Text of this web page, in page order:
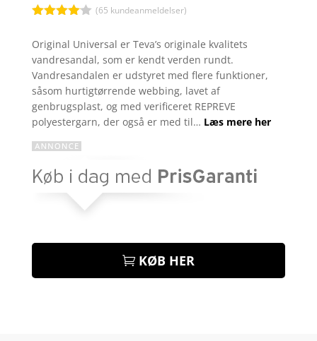
ud af 5
baseret
på
kundebed
ømmelse
r
(65 kundeanmeldelser)
Original Universal er Teva’s originale kvalitets
vandresandal, som er kendt verden rundt.
Vandresandalen er udstyret med flere funktioner,
såsom hurtigtørrende webbing, lavet af
genbrugsplast, og med verificeret REPREVE
polyestergarn, der også er med til… Læs mere her
KØB HER